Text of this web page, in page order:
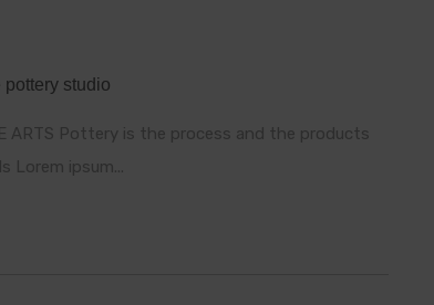
studio
ARTS Pottery is the process and the products
ipsum...